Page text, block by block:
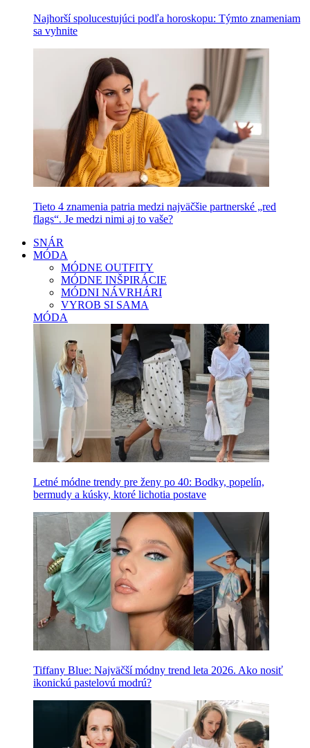
Najhorší spolucestujúci podľa horoskopu: Týmto znameniam
sa vyhnite
Tieto 4 znamenia patria medzi najväčšie partnerské „red
flags“. Je medzi nimi aj to vaše?
SNÁR
MÓDA
MÓDNE OUTFITY
MÓDNE INŠPIRÁCIE
MÓDNI NÁVRHÁRI
VYROB SI SAMA
MÓDA
Letné módne trendy pre ženy po 40: Bodky, popelín,
bermudy a kúsky, ktoré lichotia postave
Tiffany Blue: Najväčší módny trend leta 2026. Ako nosiť
ikonickú pastelovú modrú?